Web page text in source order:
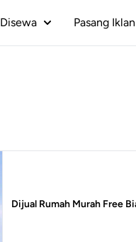
Disewa Pasang Iklan
Dijual Rumah Murah Free